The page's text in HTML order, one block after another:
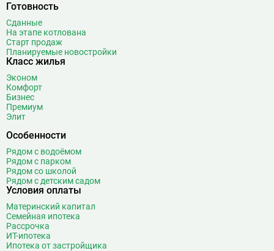
Готовность
Сданные
На этапе котлована
Старт продаж
Планируемые новостройки
Класс жилья
Эконом
Комфорт
Бизнес
Премиум
Элит
Особенности
Рядом с водоёмом
Рядом с парком
Рядом со школой
Рядом с детским садом
Условия оплаты
Материнский капитал
Семейная ипотека
Рассрочка
ИТ-ипотека
Ипотека от застройщика